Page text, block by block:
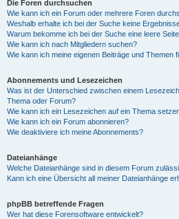
Die Foren durchsuchen
Wie kann ich ein Forum oder mehrere Foren
Weshalb erhalte ich bei der Suche keine
Warum bekomme ich bei der Suche eine leere
Wie kann ich nach Mitgliedern suchen?
Wie kann ich meine eigenen Beiträge und Themen
Abonnements und Lesezeichen
Was ist der Unterschied zwischen einem
Thema oder Forum?
Wie kann ich ein Lesezeichen auf ein Thema
Wie kann ich ein Forum abonnieren?
Wie deaktiviere ich meine Abonnements?
Dateianhänge
Welche Dateianhänge sind in diesem Forum
Kann ich eine Übersicht all meiner Dateianhänge
phpBB betreffende Fragen
Wer hat diese Forensoftware entwickelt?